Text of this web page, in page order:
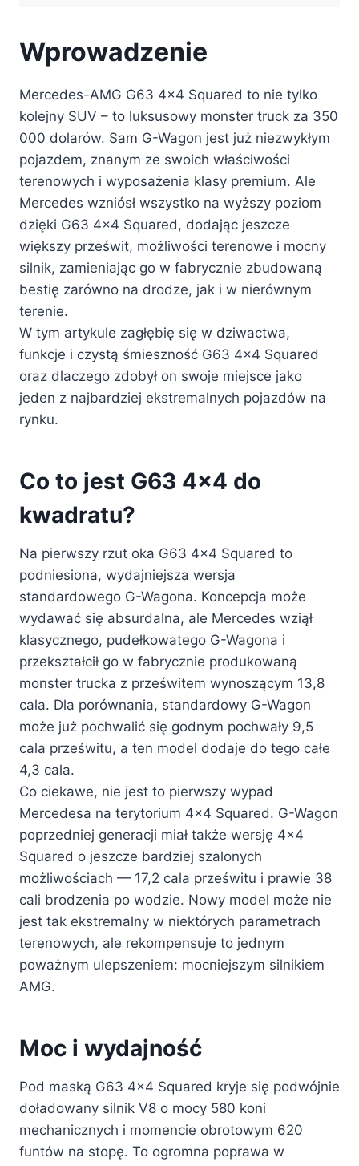
Wprowadzenie
Mercedes-AMG G63 4×4 Squared to nie tylko
kolejny SUV – to luksusowy monster truck za 350
000 dolarów. Sam G-Wagon jest już niezwykłym
pojazdem, znanym ze swoich właściwości
terenowych i wyposażenia klasy premium. Ale
Mercedes wzniósł wszystko na wyższy poziom
dzięki G63 4×4 Squared, dodając jeszcze
większy prześwit, możliwości terenowe i mocny
silnik, zamieniając go w fabrycznie zbudowaną
bestię zarówno na drodze, jak i w nierównym
terenie.
W tym artykule zagłębię się w dziwactwa,
funkcje i czystą śmieszność G63 4×4 Squared
oraz dlaczego zdobył on swoje miejsce jako
jeden z najbardziej ekstremalnych pojazdów na
rynku.
Co to jest G63 4×4 do
kwadratu?
Na pierwszy rzut oka G63 4×4 Squared to
podniesiona, wydajniejsza wersja
standardowego G-Wagona. Koncepcja może
wydawać się absurdalna, ale Mercedes wziął
klasycznego, pudełkowatego G-Wagona i
przekształcił go w fabrycznie produkowaną
monster trucka z prześwitem wynoszącym 13,8
cala. Dla porównania, standardowy G-Wagon
może już pochwalić się godnym pochwały 9,5
cala prześwitu, a ten model dodaje do tego całe
4,3 cala.
Co ciekawe, nie jest to pierwszy wypad
Mercedesa na terytorium 4×4 Squared. G-Wagon
poprzedniej generacji miał także wersję 4×4
Squared o jeszcze bardziej szalonych
możliwościach — 17,2 cala prześwitu i prawie 38
cali brodzenia po wodzie. Nowy model może nie
jest tak ekstremalny w niektórych parametrach
terenowych, ale rekompensuje to jednym
poważnym ulepszeniem: mocniejszym silnikiem
AMG.
Moc i wydajność
Pod maską G63 4×4 Squared kryje się podwójnie
doładowany silnik V8 o mocy 580 koni
mechanicznych i momencie obrotowym 620
funtów na stopę. To ogromna poprawa w